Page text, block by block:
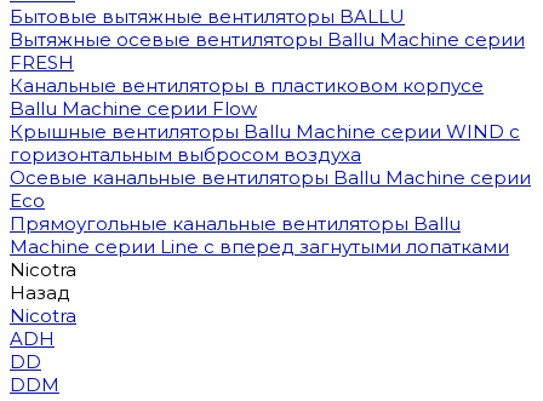
Бытовые вытяжные вентиляторы BALLU
Вытяжные осевые вентиляторы Ballu Machine серии
FRESH
Канальные вентиляторы в пластиковом корпусе
Ballu Machine серии Flow
Крышные вентиляторы Ballu Machine серии WIND с
горизонтальным выбросом воздуха
Осевые канальные вентиляторы Ballu Machine серии
Eco
Прямоугольные канальные вентиляторы Ballu
Machine серии Line с вперед загнутыми лопатками
Nicotra
Назад
Nicotra
ADH
DD
DDM